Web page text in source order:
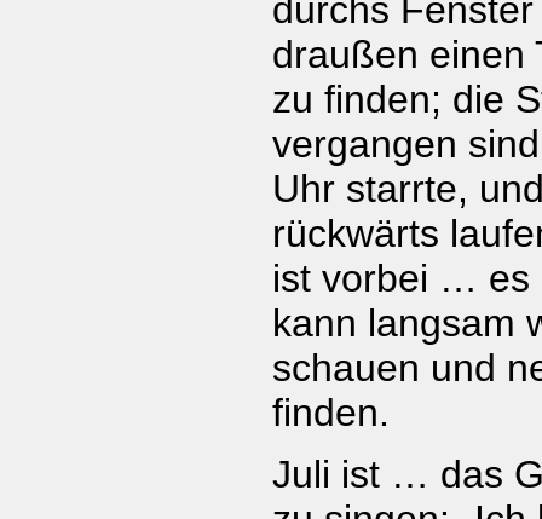
durchs
draußen einen
zu finden; die
vergangen
Uhr starrte,
rückwärts
ist vorbei … es
kann langsam
schauen und
finden.
Juli ist … das